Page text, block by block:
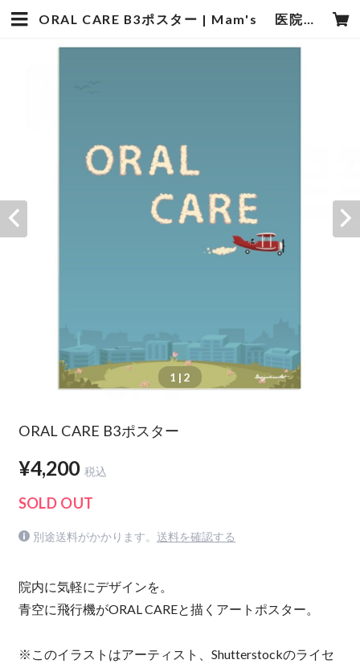
ORAL CARE B3ポスター | Mam's 医院向け・歯科医院向けのデザイン雑貨の販売
1 | 2
ORAL CARE B3ポスター
¥4,200 税込
SOLD OUT
別途送料がかかります。 送料を確認する
院内に気軽にデザインを。
青空に飛行機がORAL CAREと描くアートポスター。
※このイラストはアーティスト、Shutterstockのライセ